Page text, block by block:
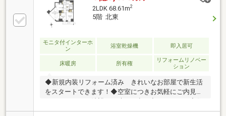
園 スカイビューラウンジ ・ラウンジ（1・2階部
分） ・トレーニングジム ・来客用駐車場〇各階ゴ
ミ置場有り（24時間ゴミ出し可能）〇ペット飼育可
み〇分譲会社：サンウッド・東急不動産・東京建物〇
施工会社：竹中工務店〇管理会社：森ビルエステート
サービス
2LDK 68.61m2
5階 北東
モニタ付インターホ
ン
浴室乾燥機 即入居可
床暖房 所有権
リフォームリノベー
ション
◆新規内装リフォーム済み きれいなお部屋で新生活
をスタートできます！◆空室につきお気軽にご内見い
んでからも安心のアフターサービス保証付き◆大切な